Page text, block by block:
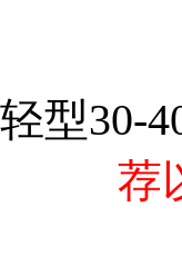
型30-
荐